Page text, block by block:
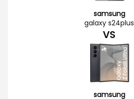
samsung
galaxy s24plus
VS
samsung